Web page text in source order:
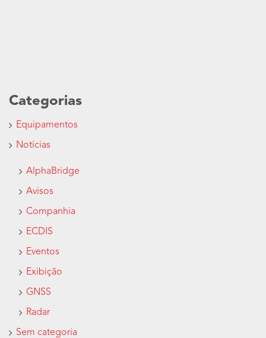
Categorias
Equipamentos
Notícias
AlphaBridge
Avisos
Companhia
ECDIS
Eventos
Exibição
GNSS
Radar
Sem categoria